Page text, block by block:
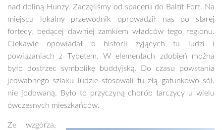
nad doliną Hunzy. Zaczęliśmy od spaceru do Baltit Fort. Na
miejscu lokalny przewodnik oprowadził nas po starej
fortecy, będącej dawniej zamkiem władców tego regionu.
Ciekawie opowiadał o historii żyjących tu ludzi i
powiązaniach z Tybetem. W elementach zdobień można
było dostrzec symbolikę buddyjską. Do czasu powstania
jedwabnego szlaku ludzie stosowali tu złą gatunkowo sól,
nie jodowaną. Było to przyczyną chorób tarczycy u wielu
ówczesnych mieszkańców.
Ze wzgórza,